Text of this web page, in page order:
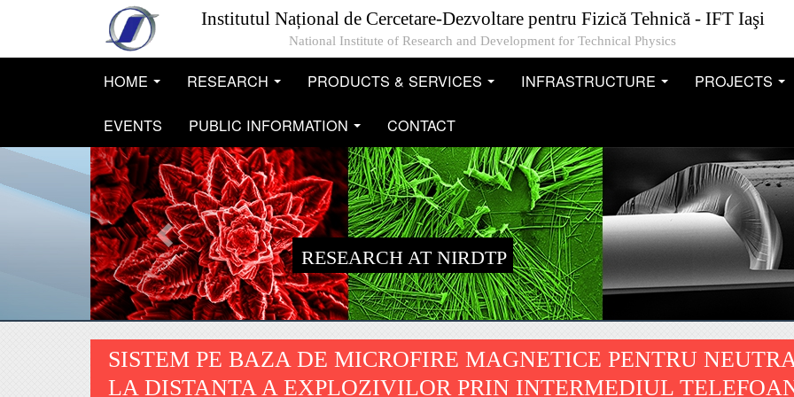
Institutul Național de Cercetare-Dezvoltare pentru Fizică Tehnică - IFT Iaşi
National Institute of Research and Development for Technical Physics
HOME RESEARCH PRODUCTS & SERVICES INFRASTRUCTURE PROJECTS
EVENTS
PUBLIC INFORMATION CONTACT
RESEARCH AT NIRDTP
SISTEM PE BAZA DE MICROFIRE MAGNETICE PENTRU
LA DISTANTA A EXPLOZIVILOR PRIN INTERMEDIUL